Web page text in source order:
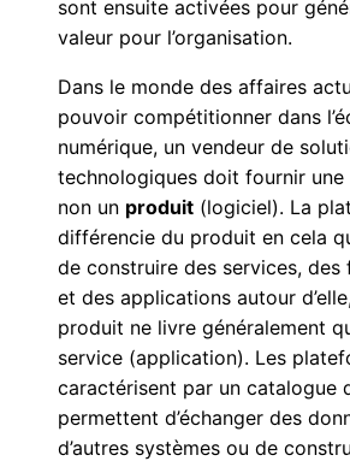
sont ensuite activées pour
valeur pour l’organisation.
Dans le monde des affaires
pouvoir compétitionner dans
numérique, un vendeur de
technologiques doit fournir une
non un produit (logiciel). La
différencie du produit en cela
de construire des services,
et des applications autour
produit ne livre généralement
service (application). Les
caractérisent par un catalogue
permettent d’échanger des
d’autres systèmes ou de